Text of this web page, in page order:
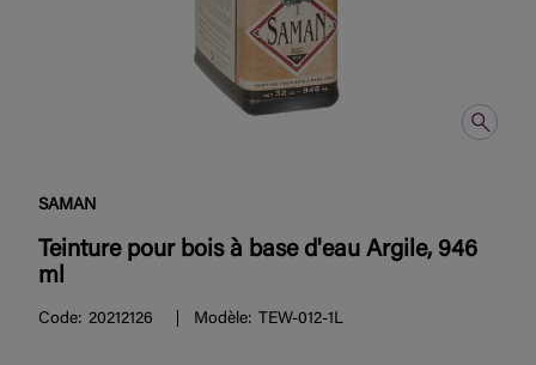
SAMAN
Teinture pour bois à base d'eau Argile, 946
ml
Code: 20212126 Modèle: TEW-012-1L